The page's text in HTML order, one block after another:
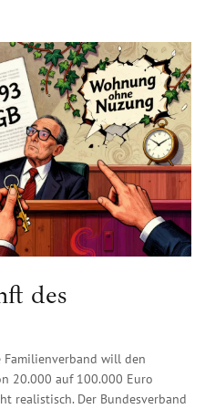
des
Familienverband will den
20.000 auf 100.000 Euro
realistisch. Der Bundesverband